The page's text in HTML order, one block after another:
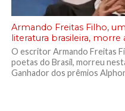
Armando Freitas Filho,
literatura brasileira, morre
O escritor Armando Freitas
poetas do Brasil, morreu
Ganhador dos prêmios